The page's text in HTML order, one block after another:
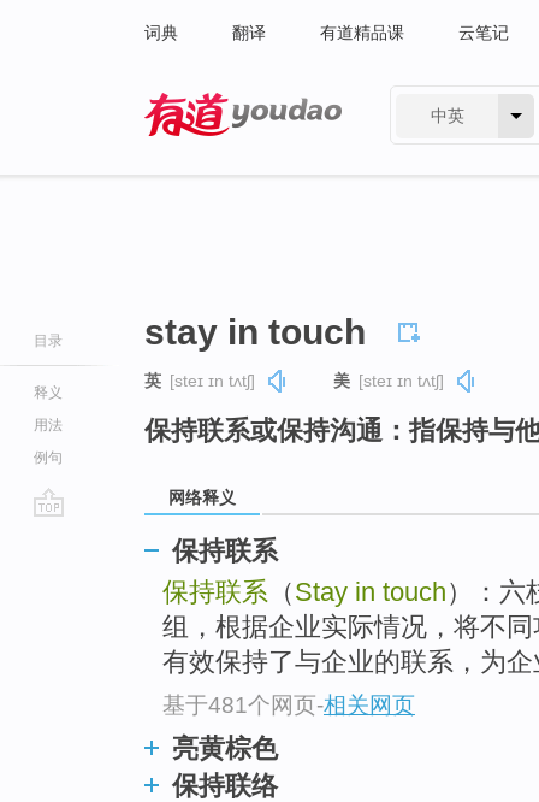
词典 翻译 有道精品课 云笔记
中英
目录
释义
用法
例句
stay in touch
英 [steɪ ɪn tʌtʃ] 美 [steɪ ɪn tʌtʃ]
保持联系或保持沟通：指保持与
网络释义
保持联系
保持联系 （Stay in touch）：六
组，根据企业实际情况，将不
有效保持了与企业的联系，为
基于481个网页-相关网页
亮黄棕色
保持联络